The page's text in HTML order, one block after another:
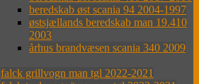
beredskab øst scania 94 2004-1997
østsjællands beredskab man 19.410
2003
århus brandvæsen scania 340 2009
falck grillvogn man tgl 2022-2021